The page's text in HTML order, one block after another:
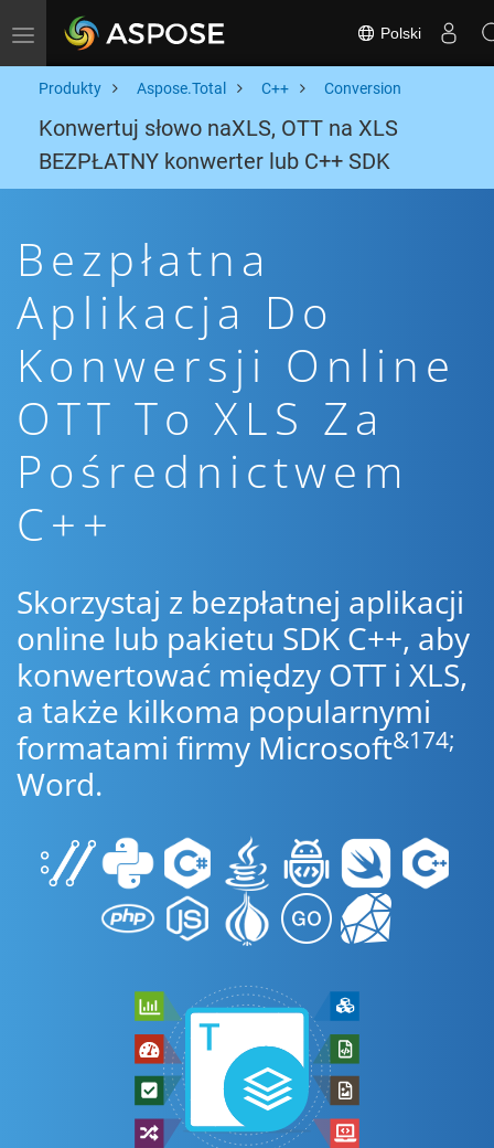
Toggle navigation Polski
Produkty Aspose.Total C++ Conversion
Konwertuj słowo naXLS, OTT na XLS
BEZPŁATNY konwerter lub C++ SDK
Bezpłatna
Aplikacja Do
Konwersji Online
OTT To XLS Za
Pośrednictwem
C++
Skorzystaj z bezpłatnej aplikacji
online lub pakietu SDK C++, aby
konwertować między OTT i XLS,
a także kilkoma popularnymi
formatami firmy Microsoft&174;
Word.